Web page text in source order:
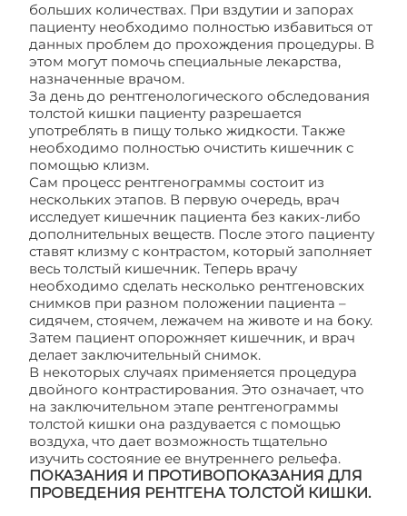
больших количествах. При вздутии и запорах
пациенту необходимо полностью избавиться от
данных проблем до прохождения процедуры. В
этом могут помочь специальные лекарства,
назначенные врачом.
За день до рентгенологического обследования
толстой кишки пациенту разрешается
употреблять в пищу только жидкости. Также
необходимо полностью очистить кишечник с
помощью клизм.
Сам процесс рентгенограммы состоит из
нескольких этапов. В первую очередь, врач
исследует кишечник пациента без каких-либо
дополнительных веществ. После этого пациенту
ставят клизму с контрастом, который заполняет
весь толстый кишечник. Теперь врачу
необходимо сделать несколько рентгеновских
снимков при разном положении пациента –
сидячем, стоячем, лежачем на животе и на боку.
Затем пациент опорожняет кишечник, и врач
делает заключительный снимок.
В некоторых случаях применяется процедура
двойного контрастирования. Это означает, что
на заключительном этапе рентгенограммы
толстой кишки она раздувается с помощью
воздуха, что дает возможность тщательно
изучить состояние ее внутреннего рельефа.
ПОКАЗАНИЯ И ПРОТИВОПОКАЗАНИЯ ДЛЯ
ПРОВЕДЕНИЯ РЕНТГЕНА ТОЛСТОЙ КИШКИ.